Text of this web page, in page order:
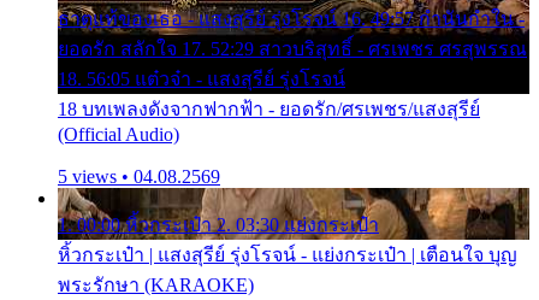
ธาตุแท้ของเธอ - แสงสุรีย์ รุ่งโรจน์ 16. 49:57 กำนันกำใน -
ยอดรัก สลักใจ 17. 52:29 สาวบริสุทธิ์ - ศรเพชร ศรสุพรรณ
18. 56:05 แต๋วจ๋า - แสงสุรีย์ รุ่งโรจน์
18 บทเพลงดังจากฟากฟ้า - ยอดรัก/ศรเพชร/แสงสุรีย์
(Official Audio)
5 views • 04.08.2569
1. 00:00 หิ้วกระเป๋า 2. 03:30 แย่งกระเป๋า
หิ้วกระเป๋า | แสงสุรีย์ รุ่งโรจน์ - แย่งกระเป๋า | เตือนใจ บุญ
พระรักษา (KARAOKE)